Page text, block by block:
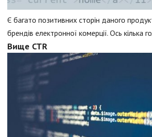
Є багато позитивних сторін даного
брендів електронної комерції. Ось кілька
Вище CTR